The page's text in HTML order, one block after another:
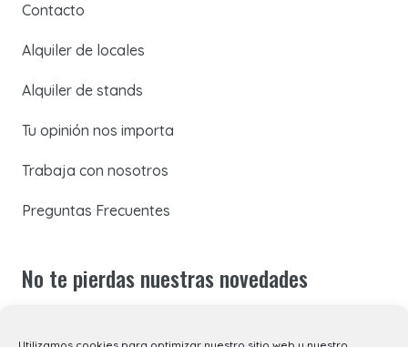
Contacto
Alquiler de locales
Alquiler de stands
Tu opinión nos importa
Trabaja con nosotros
Preguntas Frecuentes
No te pierdas nuestras novedades